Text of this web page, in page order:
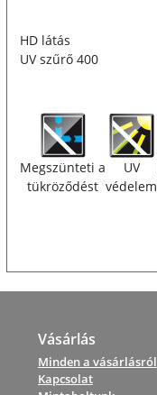
HD látás
UV szűrő 400
Megszünteti a
tükröződést
UV
védelem
Vásárlás
Minden a vásárlásról
Kapcsolat